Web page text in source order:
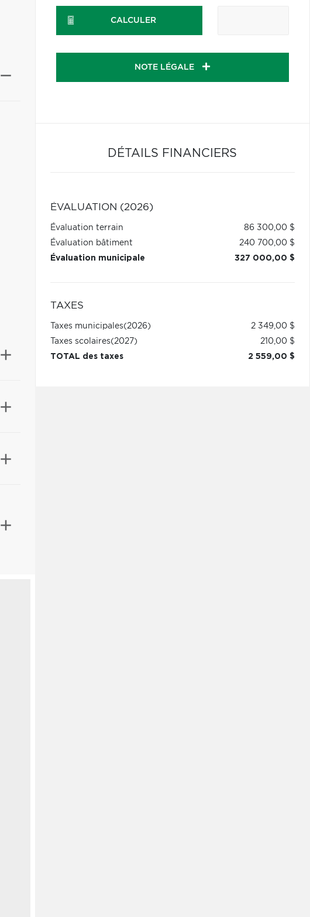
CALCULER
NOTE LÉGALE
DÉTAILS FINANCIERS
ÉVALUATION (2026)
Évaluation terrain
86 300,00 $
Évaluation bâtiment
240 700,00 $
Évaluation municipale
327 000,00 $
TAXES
Taxes municipales(2026)
2 349,00 $
Taxes scolaires(2027)
210,00 $
TOTAL des taxes
2 559,00 $